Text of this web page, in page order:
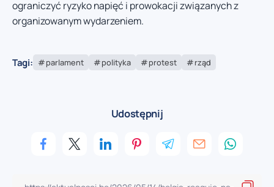
ograniczyć ryzyko napięć i prowokacji związanych z
organizowanym wydarzeniem.
Tagi: parlament polityka protest rząd
Udostępnij